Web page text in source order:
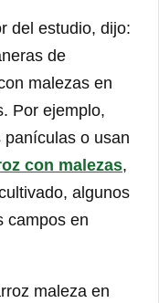
del estudio, dijo:
de
malezas en
Por ejemplo,
o usan
con malezas,
algunos
campos en
maleza en